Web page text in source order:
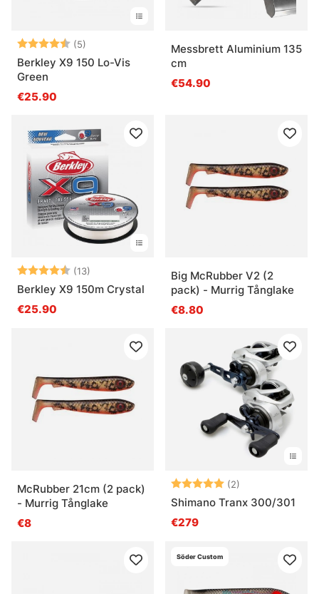
Bewertung:(5)
4.8 von 5 Sternen
Berkley X9 150 Lo-Vis
Green
€25.90
Messbrett Aluminium 135
cm
€54.90
Bewertung:(13)
4.4 von 5 Sternen
Berkley X9 150m Crystal
€25.90
Big McRubber V2 (2
pack) - Murrig Tånglake
€8.80
McRubber 21cm (2 pack)
- Murrig Tånglake
€8
Bewertung:(2)
Shimano Tranx 300/301
€279
Söder Custom